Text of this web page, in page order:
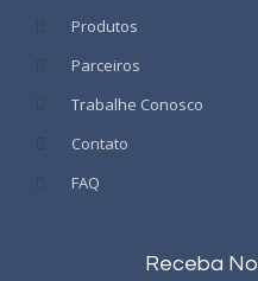
Produtos
Parceiros
Trabalhe Conosco
Contato
FAQ
Receba